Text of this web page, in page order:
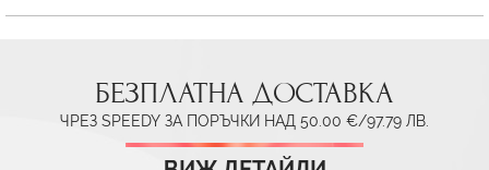
БЕЗПЛАТНА ДОСТАВКА
ЧРЕЗ SPEEDY ЗА ПОРЪЧКИ НАД 50.00 €/97.79 ЛВ.